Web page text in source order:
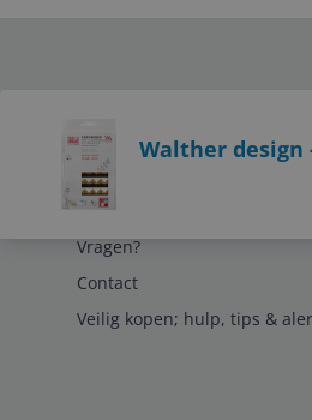
Walther design
Service
Vragen?
Contact
Veilig kopen; hulp, tips &